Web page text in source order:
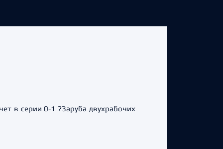
в серии 0-1 ?Заруба двухрабочих